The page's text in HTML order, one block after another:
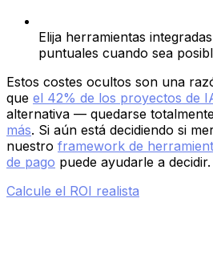
Elija herramientas
puntuales cuando sea
Estos costes ocultos son una
que el 42% de los proyectos de
alternativa — quedarse
más. Si aún está decidiendo si
nuestro framework de
de pago puede ayudarle a decidir.
Calcule el ROI realista